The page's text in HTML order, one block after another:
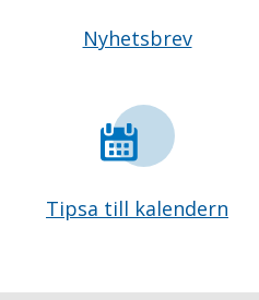
Nyhetsbrev
Tipsa till kalendern